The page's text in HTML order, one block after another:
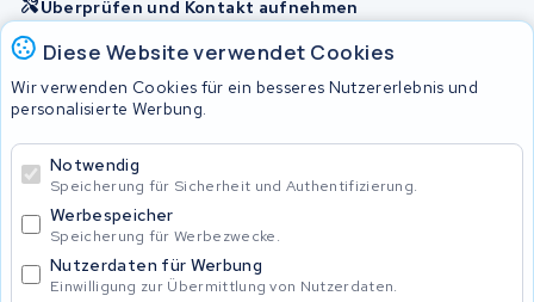
Diese Website verwendet Cookies
Wir verwenden Cookies für ein besseres Nutzererlebnis und
personalisierte Werbung.
Notwendig
Speicherung für Sicherheit und Authentifizierung.
Werbespeicher
Speicherung für Werbezwecke.
Nutzerdaten für Werbung
Einwilligung zur Übermittlung von Nutzerdaten.
Überprüfen und Kontakt aufnehmen
Allgemeine Geschäftsbedingungen
Privacy Policy